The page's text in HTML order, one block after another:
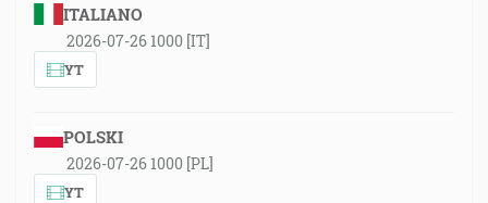
ITALIANO
2026-07-26 1000 [IT]
YT
POLSKI
2026-07-26 1000 [PL]
YT